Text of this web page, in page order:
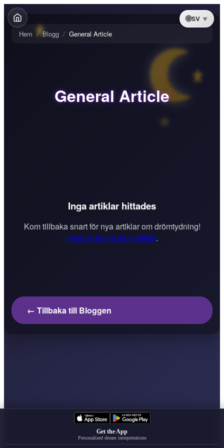
SV
Hem / Blogg / General Article
General Article
Inga artiklar hittades
Kom tillbaka snart för nya artiklar om drömtydning!
bläddra bland alla artiklar.
← Tillbaka till Bloggen
Get the App
Personalized dream interpretations